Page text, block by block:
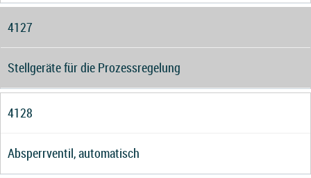
4127
Stellgeräte für die Prozessregelung
4128
Absperrventil, automatisch